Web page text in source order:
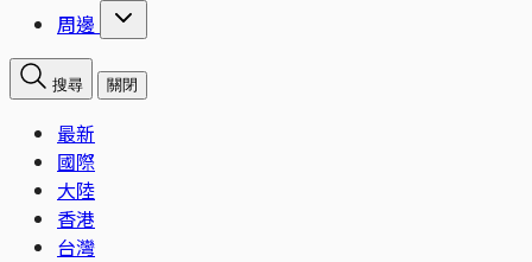
周邊
搜尋 關閉
最新
國際
大陸
香港
台灣